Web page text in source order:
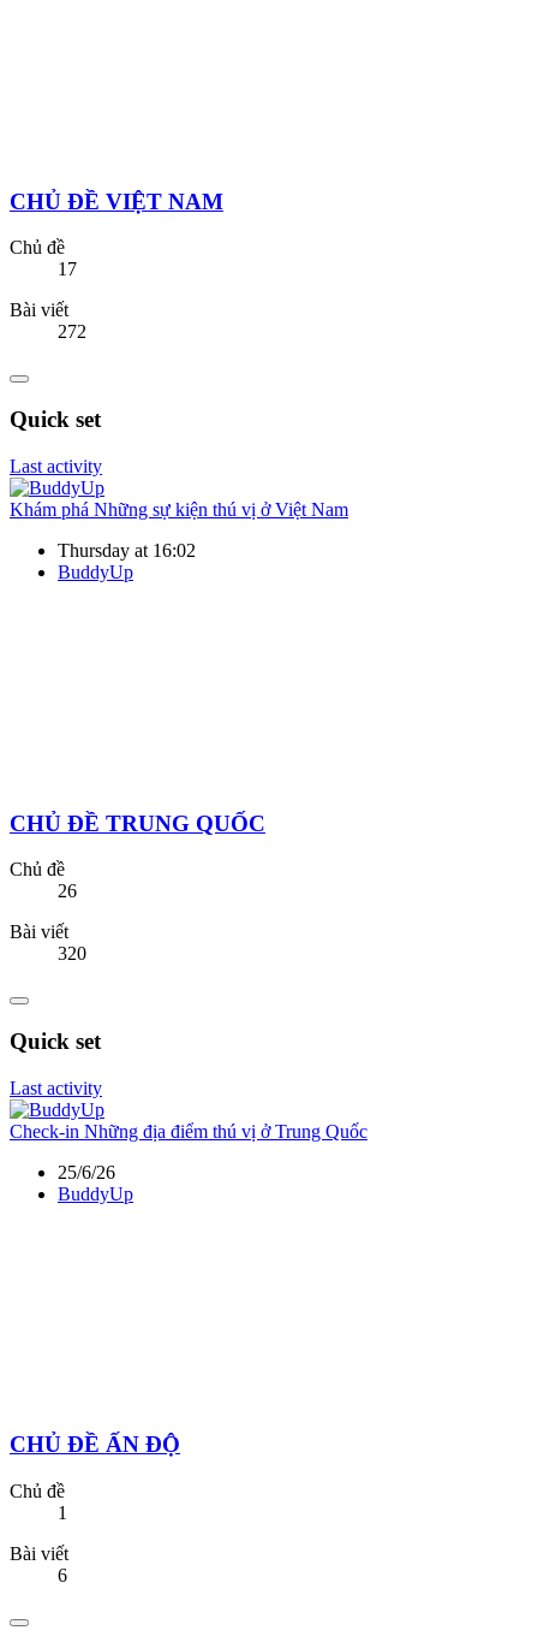
CHỦ ĐỀ VIỆT NAM
Chủ đề
17
Bài viết
272
Quick set
Last activity
Khám phá Những sự kiện thú vị ở Việt Nam
Thursday at 16:02
BuddyUp
CHỦ ĐỀ TRUNG QUỐC
Chủ đề
26
Bài viết
320
Quick set
Last activity
Check-in Những địa điểm thú vị ở Trung Quốc
25/6/26
BuddyUp
CHỦ ĐỀ ẤN ĐỘ
Chủ đề
1
Bài viết
6